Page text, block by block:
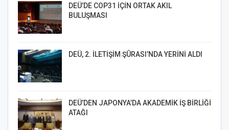
DEÜ’DE COP31 İÇİN ORTAK AKIL
BULUŞMASI
DEÜ, 2. İLETİŞİM ŞÛRASI’NDA YERİNİ ALDI
DEÜ’DEN JAPONYA’DA AKADEMİK İŞ BİRLİĞİ
ATAĞI